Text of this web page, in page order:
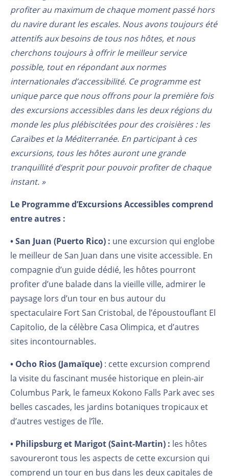
profiter au maximum de chaque moment passé hors
du navire durant les escales. Nous avons toujours été
attentifs aux besoins de tous nos hôtes, et nous
cherchons toujours à offrir le meilleur service
possible, tout en répondant aux normes
internationales d’accessibilité. Ce programme est
unique parce que nous offrons pour la première fois
des excursions accessibles dans les deux régions du
monde les plus plébiscitées pour des croisières : les
Caraïbes et la Méditerranée. En participant à ces
excursions, tous les hôtes auront une grande
tranquillité d’esprit pour pouvoir profiter de chaque
instant. »
Le Programme d’Excursions Accessibles comprend
entre autres :
• San Juan (Puerto Rico) : une excursion qui englobe
le meilleur de San Juan dans une visite accessible. En
compagnie d’un guide dédié, les hôtes pourront
profiter d’une balade dans la vieille ville, admirer le
paysage lors d’un tour en bus autour du
spectaculaire Fort San Cristobal, de l’époustouflant El
Capitolio, de la célèbre Casa Olimpica, et d’autres
sites incontournables.
• Ocho Rios (Jamaïque) : cette excursion comprend
la visite du fascinant musée historique en plein-air
Columbus Park, le fameux Kokono Falls Park avec ses
belles cascades, les jardins botaniques tropicaux et
d’autres vestiges de l’île.
• Philipsburg et Marigot (Saint-Martin) : les hôtes
savoureront tous les aspects de cette excursion qui
comprend un tour en bus dans les deux capitales de